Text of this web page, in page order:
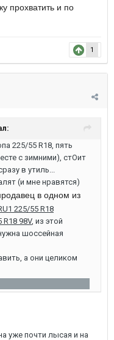
прохватить и по
1
225/55 R18, пять
с зимними), стОит
в утиль...
(и мне нравятся)
в одном из
225/55 R18
R18 98V, из этой
шоссейная
а они целиком
уже почти лысая и на